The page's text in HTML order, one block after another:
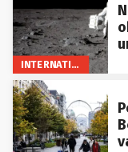
INTERNATIONAL